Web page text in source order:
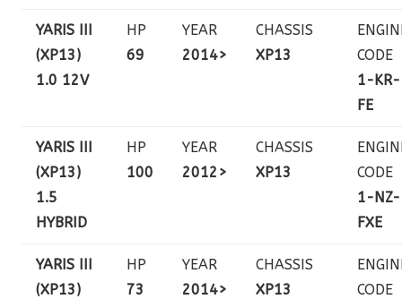
YARIS III
(XP13)
1.0 12V
HP
69
YEAR
2014>
CHASSIS
XP13
CODE
1-KR-
FE
YARIS III
(XP13)
1.5
HYBRID
HP
100
YEAR
2012>
CHASSIS
XP13
CODE
1-NZ-
FXE
YARIS III
(XP13)
HP
73
YEAR
2014>
CHASSIS
XP13
CODE